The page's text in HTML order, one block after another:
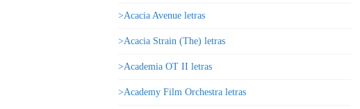
>Acacia Avenue letras
>Acacia Strain (The) letras
>Academia OT II letras
>Academy Film Orchestra letras